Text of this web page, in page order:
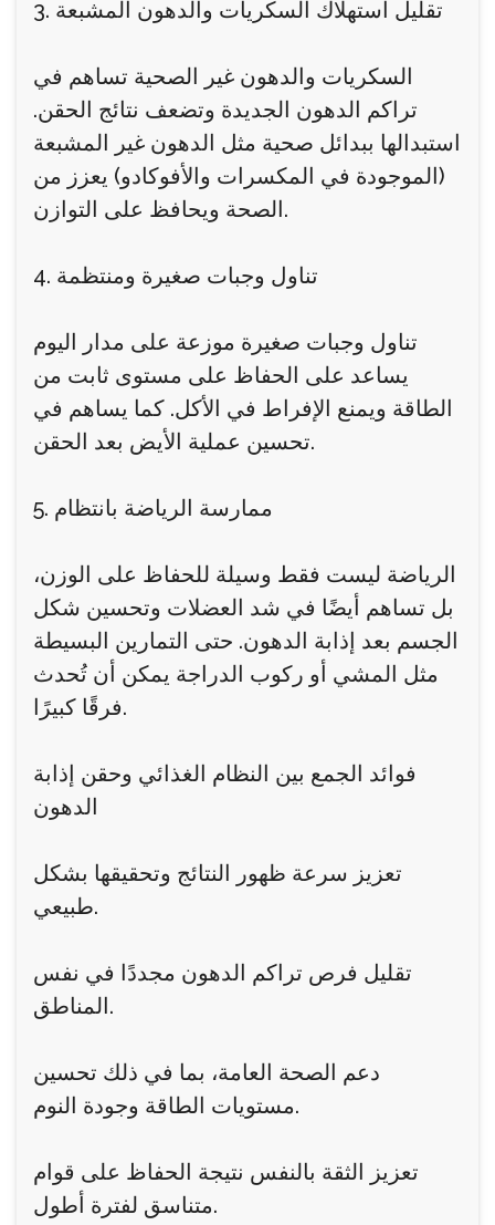
3. تقليل استهلاك السكريات والدهون المشبعة
السكريات والدهون غير الصحية تساهم في
تراكم الدهون الجديدة وتضعف نتائج الحقن.
استبدالها ببدائل صحية مثل الدهون غير المشبعة
(الموجودة في المكسرات والأفوكادو) يعزز من
الصحة ويحافظ على التوازن.
4. تناول وجبات صغيرة ومنتظمة
تناول وجبات صغيرة موزعة على مدار اليوم
يساعد على الحفاظ على مستوى ثابت من
الطاقة ويمنع الإفراط في الأكل. كما يساهم في
تحسين عملية الأيض بعد الحقن.
5. ممارسة الرياضة بانتظام
الرياضة ليست فقط وسيلة للحفاظ على الوزن،
بل تساهم أيضًا في شد العضلات وتحسين شكل
الجسم بعد إذابة الدهون. حتى التمارين البسيطة
مثل المشي أو ركوب الدراجة يمكن أن تُحدث
فرقًا كبيرًا.
فوائد الجمع بين النظام الغذائي وحقن إذابة
الدهون
تعزيز سرعة ظهور النتائج وتحقيقها بشكل
طبيعي.
تقليل فرص تراكم الدهون مجددًا في نفس
المناطق.
دعم الصحة العامة، بما في ذلك تحسين
مستويات الطاقة وجودة النوم.
تعزيز الثقة بالنفس نتيجة الحفاظ على قوام
متناسق لفترة أطول.